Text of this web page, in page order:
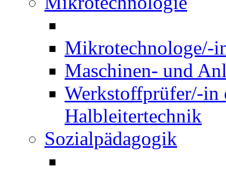
Mikrotechnologe/-
Maschinen- und
Werkstoffprüfer/-in
Halbleitertechnik
Sozialpädagogik